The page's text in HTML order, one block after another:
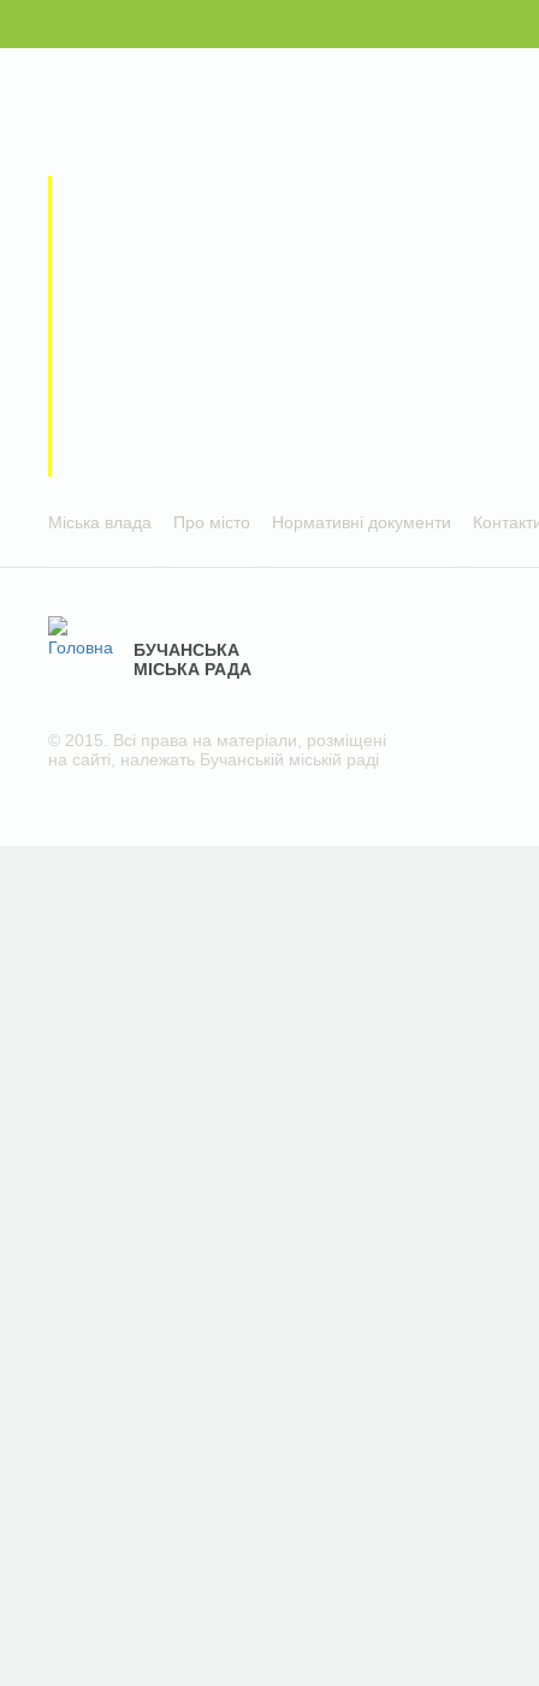
Міська влада Про місто Нормативні документи
БУЧАНСЬКА
МІСЬКА РАДА
© 2015. Всі права на матеріали, розміщені
на сайті, належать Бучанській міській раді